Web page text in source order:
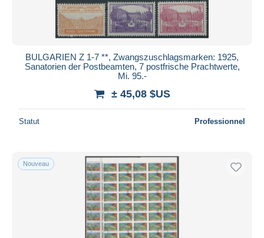
BULGARIEN Z 1-7 **, Zwangszuschlagsmarken: 1925,
Sanatorien der Postbeamten, 7 postfrische Prachtwerte,
Mi. 95.-
± 45,08 $US
Statut Professionnel
Nouveau